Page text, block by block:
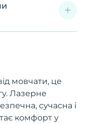
мовчати, це
Лазерне
сучасна і
комфорт у